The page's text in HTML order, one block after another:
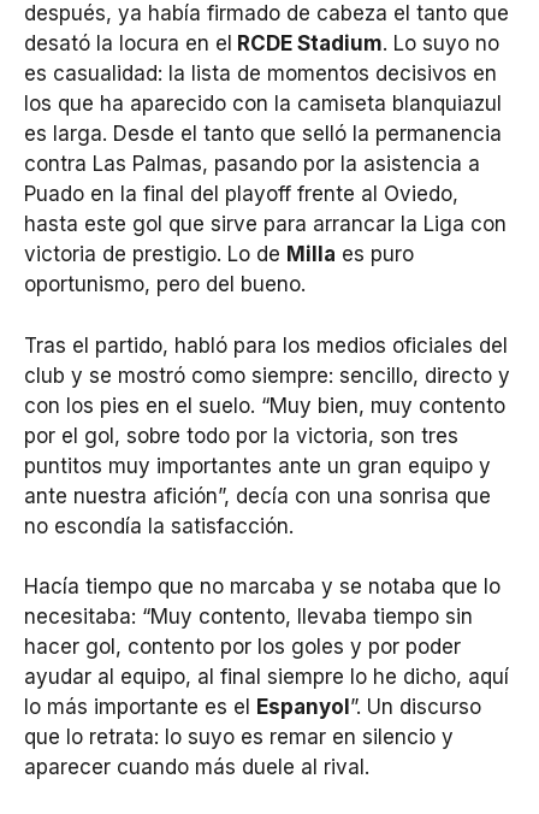
después, ya había firmado de cabeza el tanto que
desató la locura en el RCDE Stadium. Lo suyo no
es casualidad: la lista de momentos decisivos en
los que ha aparecido con la camiseta blanquiazul
es larga. Desde el tanto que selló la permanencia
contra Las Palmas, pasando por la asistencia a
Puado en la final del playoff frente al Oviedo,
hasta este gol que sirve para arrancar la Liga con
victoria de prestigio. Lo de Milla es puro
oportunismo, pero del bueno.
Tras el partido, habló para los medios oficiales del
club y se mostró como siempre: sencillo, directo y
con los pies en el suelo. “Muy bien, muy contento
por el gol, sobre todo por la victoria, son tres
puntitos muy importantes ante un gran equipo y
ante nuestra afición”, decía con una sonrisa que
no escondía la satisfacción.
Hacía tiempo que no marcaba y se notaba que lo
necesitaba: “Muy contento, llevaba tiempo sin
hacer gol, contento por los goles y por poder
ayudar al equipo, al final siempre lo he dicho, aquí
lo más importante es el
Espanyol ”. Un discurso
que lo retrata: lo suyo es remar en silencio y
aparecer cuando más duele al rival.